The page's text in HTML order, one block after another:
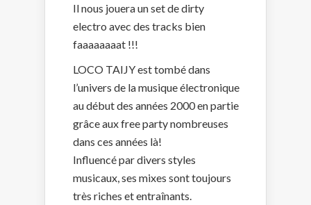
Il nous jouera un set de dirty
electro avec des tracks bien
faaaaaaaat !!!
LOCO TAIJY est tombé dans
l’univers de la musique électronique
au début des années 2000 en partie
grâce aux free party nombreuses
dans ces années là!
Influencé par divers styles
musicaux, ses mixes sont toujours
très riches et entraînants.